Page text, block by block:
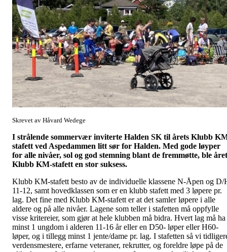
Skrevet av Håvard Wedege
I strålende sommervær inviterte Halden SK til årets Klubb
stafett ved Aspedammen litt sør for Halden. Med gode løyper
for alle nivåer, sol og god stemning blant de fremmøtte, ble
Klubb KM-stafett en stor suksess.
Klubb KM-stafett besto av de individuelle klassene N-Åpen og D/
11-12, samt hovedklassen som er en klubb stafett med 3 løpere pr.
lag. Det fine med Klubb KM-stafett er at det samler løpere i alle
aldere og på alle nivåer. Lagene som teller i stafetten må oppfylle
visse kritereier, som gjør at hele klubben må bidra. Hvert lag må ha
minst 1 ungdom i alderen 11-16 år eller en D50- løper eller H60-
løper, og i tillegg minst 1 jente/dame pr. lag. I stafetten så vi
verdensmestere, erfarne veteraner, rekrutter, og foreldre løpe på de